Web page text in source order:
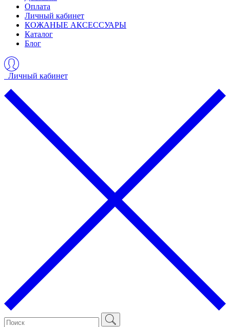
Оплата
Личный кабинет
КОЖАНЫЕ АКСЕССУАРЫ
Каталог
Блог
Личный кабинет